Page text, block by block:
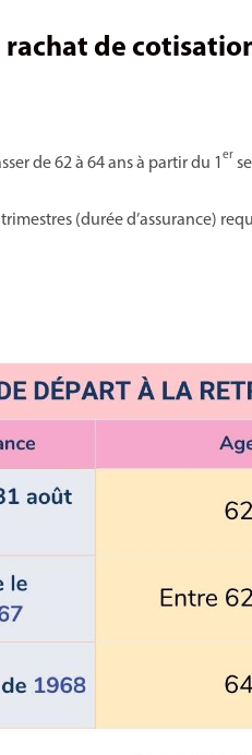
rachat de
de 62 à 64 ans à partir du 1 er
(durée d’assurance)